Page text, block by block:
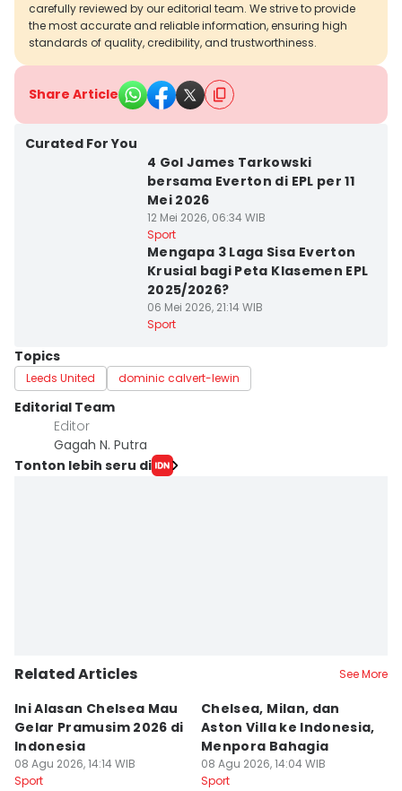
carefully reviewed by our editorial team. We strive to provide
the most accurate and reliable information, ensuring high
standards of quality, credibility, and trustworthiness.
Share Article
Curated For You
4 Gol James Tarkowski
bersama Everton di EPL per 11
Mei 2026
12 Mei 2026, 06:34 WIB
Sport
Mengapa 3 Laga Sisa Everton
Krusial bagi Peta Klasemen EPL
2025/2026?
06 Mei 2026, 21:14 WIB
Sport
Topics
Leeds United dominic calvert-lewin
Editorial Team
Editor
Gagah N. Putra
Tonton lebih seru di
Related Articles See More
Ini Alasan Chelsea Mau
Gelar Pramusim 2026 di
Indonesia
08 Agu 2026, 14:14 WIB
Sport
Chelsea, Milan, dan
Aston Villa ke Indonesia,
Menpora Bahagia
08 Agu 2026, 14:04 WIB
Sport